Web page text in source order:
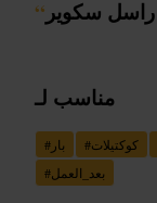
“ سكوير
مناسب لـ
# بار #كوكتيلات
#بعد_العمل